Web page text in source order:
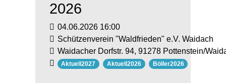
2026
04.06.2026 16:00
Schützenverein "Waldfrieden" e.V. Waidach
Waidacher Dorfstr. 94, 91278 Pottenstein/
Aktuell2027 Aktuell2026 Böller2026